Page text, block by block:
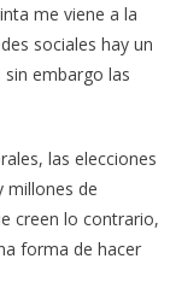
me viene a la
sociales hay un
embargo las
las elecciones
millones de
creen lo contrario,
forma de hacer